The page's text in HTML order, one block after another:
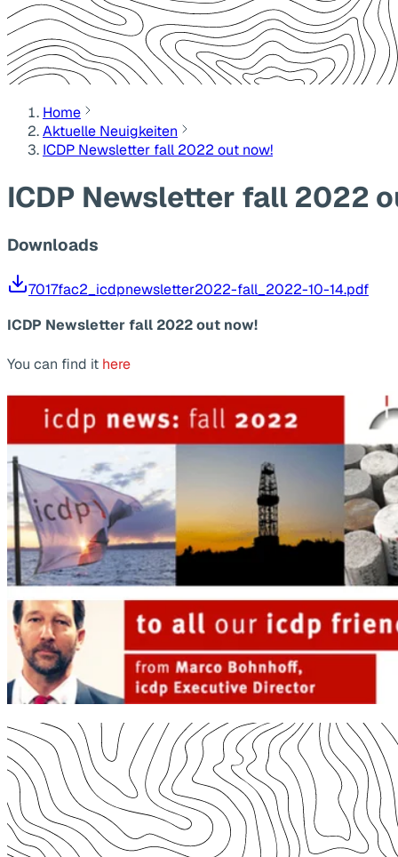
Home
Aktuelle Neuigkeiten
ICDP Newsletter fall 2022 out now!
ICDP Newsletter fall 2022
Downloads
7017fac2_icdpnewsletter2022-fall_2022-10-14.pdf
ICDP Newsletter fall 2022 out now!
You can find it here